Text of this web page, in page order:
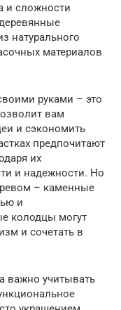
и сложности
натурального
материалов
руками – это
вам
и сэкономить
предпочитают
их
и надежности. Но
– каменные
и
колодцы могут
и сочетать в
важно учитывать